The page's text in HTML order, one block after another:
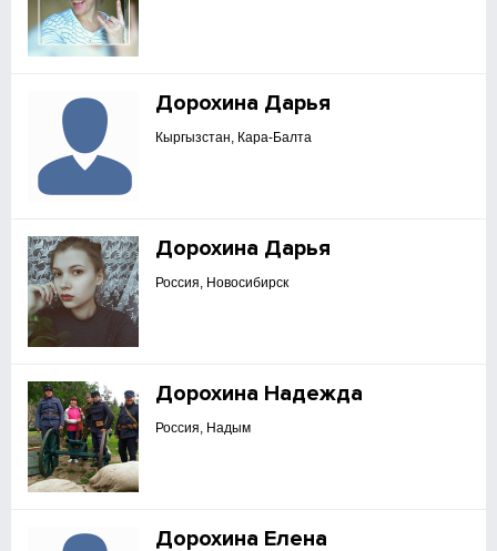
Дорохина Дарья
Кыргызстан, Кара-Балта
Дорохина Дарья
Россия, Новосибирск
Дорохина Надежда
Россия, Надым
Дорохина Елена